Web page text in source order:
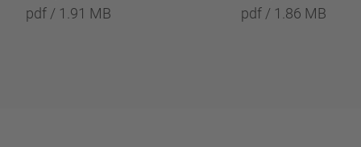
pdf / 1.91 MB
pdf / 1.86 MB